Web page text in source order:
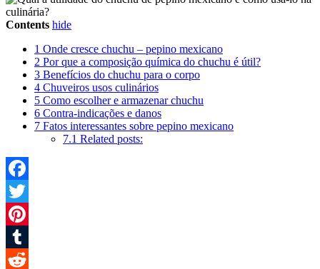
Contents hide
1 Onde cresce chuchu – pepino mexicano
2 Por que a composição química do chuchu é útil?
3 Benefícios do chuchu para o corpo
4 Chuveiros usos culinários
5 Como escolher e armazenar chuchu
6 Contra-indicações e danos
7 Fatos interessantes sobre pepino mexicano
7.1 Related posts:
Facebook
Twitter
Pinterest
Tumblr